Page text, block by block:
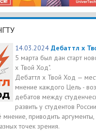
14.03.2024 Дебаттл х
5 марта был дан старт
х Твой Ход".
Дебаттл х Твой Ход —
мнение каждого Цель -
дебатов между
развить у студентов
мнение, приводить
точек зрения.